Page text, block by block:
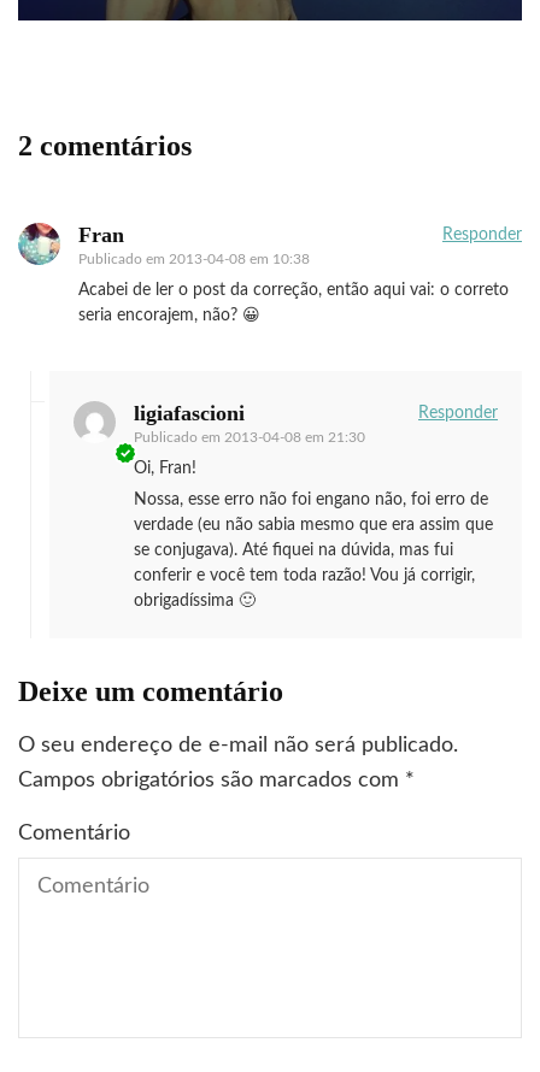
2 comentários
Fran
Publicado em 2013-04-08 em 10:38
Responder
Acabei de ler o post da correção, então aqui vai: o correto
seria encorajem, não? 😀
ligiafascioni
Publicado em 2013-04-08 em 21:30
Responder
Oi, Fran!
Nossa, esse erro não foi engano não, foi erro de
verdade (eu não sabia mesmo que era assim que
se conjugava). Até fiquei na dúvida, mas fui
conferir e você tem toda razão! Vou já corrigir,
obrigadíssima 🙂
Deixe um comentário
O seu endereço de e-mail não será publicado.
Campos obrigatórios são marcados com *
Comentário